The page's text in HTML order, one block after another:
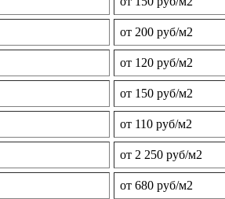
от 200 руб/м2
от 120 руб/м2
от 150 руб/м2
от 110 руб/м2
от 2 250 руб/м2
от 680 руб/м2